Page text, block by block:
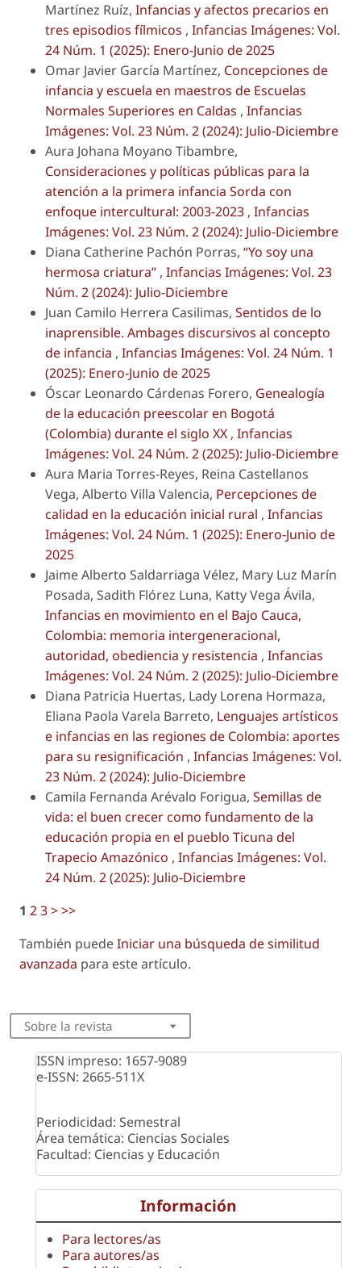
Martínez Ruíz, Infancias y afectos precarios en
tres episodios fílmicos , Infancias Imágenes: Vol.
24 Núm. 1 (2025): Enero-Junio de 2025
Omar Javier García Martínez, Concepciones de
infancia y escuela en maestros de Escuelas
Normales Superiores en Caldas , Infancias
Imágenes: Vol. 23 Núm. 2 (2024): Julio-Diciembre
Aura Johana Moyano Tibambre,
Consideraciones y políticas públicas para la
atención a la primera infancia Sorda con
enfoque intercultural: 2003-2023 , Infancias
Imágenes: Vol. 23 Núm. 2 (2024): Julio-Diciembre
Diana Catherine Pachón Porras, “Yo soy una
hermosa criatura” , Infancias Imágenes: Vol. 23
Núm. 2 (2024): Julio-Diciembre
Juan Camilo Herrera Casilimas, Sentidos de lo
inaprensible. Ambages discursivos al concepto
de infancia , Infancias Imágenes: Vol. 24 Núm. 1
(2025): Enero-Junio de 2025
Óscar Leonardo Cárdenas Forero, Genealogía
de la educación preescolar en Bogotá
(Colombia) durante el siglo XX , Infancias
Imágenes: Vol. 24 Núm. 2 (2025): Julio-Diciembre
Aura Maria Torres-Reyes, Reina Castellanos
Vega, Alberto Villa Valencia, Percepciones de
calidad en la educación inicial rural , Infancias
Imágenes: Vol. 24 Núm. 1 (2025): Enero-Junio de
2025
Jaime Alberto Saldarriaga Vélez, Mary Luz Marín
Posada, Sadith Flórez Luna, Katty Vega Ávila,
Infancias en movimiento en el Bajo Cauca,
Colombia: memoria intergeneracional,
autoridad, obediencia y resistencia , Infancias
Imágenes: Vol. 24 Núm. 2 (2025): Julio-Diciembre
Diana Patricia Huertas, Lady Lorena Hormaza,
Eliana Paola Varela Barreto, Lenguajes artísticos
e infancias en las regiones de Colombia: aportes
para su resignificación , Infancias Imágenes: Vol.
23 Núm. 2 (2024): Julio-Diciembre
Camila Fernanda Arévalo Forigua, Semillas de
vida: el buen crecer como fundamento de la
educación propia en el pueblo Ticuna del
Trapecio Amazónico , Infancias Imágenes: Vol.
24 Núm. 2 (2025): Julio-Diciembre
1 23>>>
También puedeIniciar una búsqueda de similitud
avanzada para este artículo.
Sobre la revista
ISSN impreso: 1657-9089
e-ISSN: 2665-511X
Periodicidad: Semestral
Área temática: Ciencias Sociales
Facultad: Ciencias y Educación
Información
Para lectores/as
Para autores/as